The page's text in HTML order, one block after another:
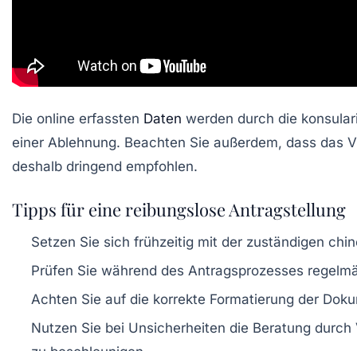
Die online erfassten Daten werden durch die
einer Ablehnung. Beachten Sie außerdem, dass das
deshalb dringend empfohlen.
Tipps für eine reibungslose Antragstellung
Setzen Sie sich frühzeitig mit der zuständigen
Prüfen Sie während des Antragsprozesses
Achten Sie auf die korrekte Formatierung der
Nutzen Sie bei Unsicherheiten die Beratung durch